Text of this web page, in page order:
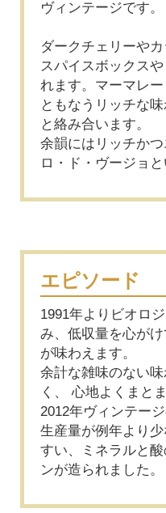
ヴィンテージです。
ダークチェリーや
スパイスボックス
れます。マーマレ
ともなうリッチな
と絡み合います。
余韻にはリッチか
ロ・ド・ヴージョと
エピソード
1991年よりビオロ
み、低収量を心が
が味わえます。
余計な雑味のない
く、 心地よくまと
2012年ヴィンテー
生産量が例年より
すい、ミネラルと
ンが造られました。